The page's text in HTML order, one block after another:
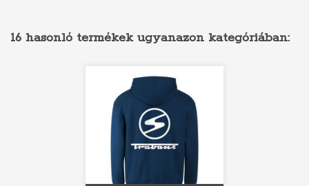
16 hasonló termékek ugyanazon kategóriában: